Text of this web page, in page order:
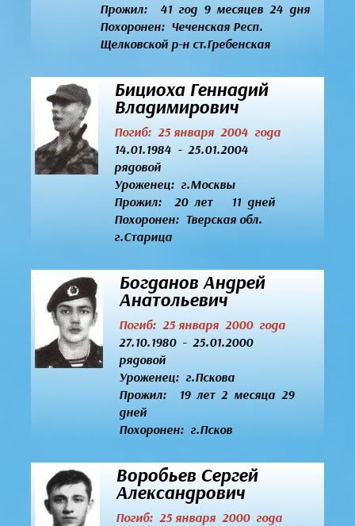
Прожил: 41 год 9 месяцев 24 дня
Похоронен: Чеченская Респ.
Щелковской р-н ст.Гребенская
Бициоха Геннадий
Владимирович
Погиб: 25 января 2004 года
14.01.1984 - 25.01.2004
рядовой
Уроженец: г.Москвы
Прожил: 20 лет 11 дней
Похоронен: Тверская обл.
г.Старица
Богданов Андрей
Анатольевич
Погиб: 25 января 2000 года
27.10.1980 - 25.01.2000
рядовой
Уроженец:г.Пскова
Прожил: 19 лет 2 месяца 29
дней
Похоронен: г.Псков
Воробьев Сергей
Александрович
Погиб: 25 января 2000 года